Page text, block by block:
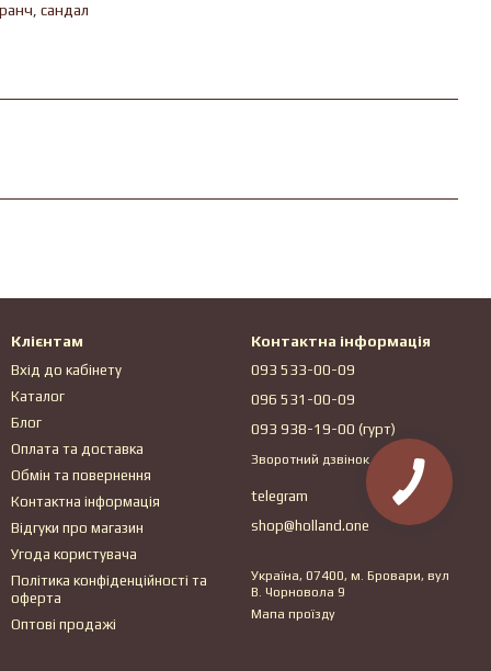
сандал
Клієнтам
Вхід до кабінету
Каталог
Блог
Оплата та доставка
Обмін та повернення
Контактна інформація
Відгуки про магазин
Угода користувача
Політика конфіденційності та
оферта
Оптові продажі
Контактна інформація
093 533-00-09
096 531-00-09
093 938-19-00 (гурт)
Зворотний дзвінок
telegram
shop@holland.one
Україна, 07400, м. Бровари, вул
В. Чорновола 9
Мапа проїзду